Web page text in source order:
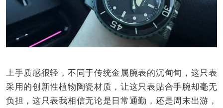
上手质感很轻，不同于传统金属腕表的沉甸甸，这只表
采用的创新性植物陶瓷材质，让这只表贴合手腕却毫无
负担，这只表我相信无论是日常通勤，还是周末出游，